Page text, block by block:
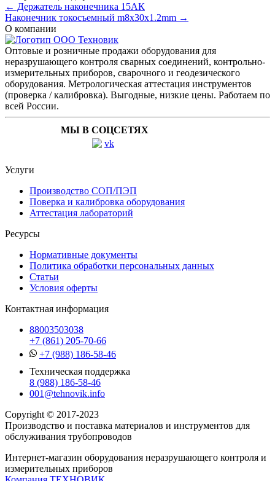
← Держатель наконечника 15АК
Наконечник токосъемный m8х30х1.2mm →
О компании
Оптовые и розничные продажи оборудования для
неразрушающего контроля сварных соединений, контрольно-
измерительных приборов, сварочного и геодезического
оборудования. Метрологическая аттестация инструментов
(проверка / калибровка). Выгодные, низкие цены. Работаем по
всей России.
МЫ В СОЦСЕТЯХ
Услуги
Производство СОП/ПЭП
Поверка и калибровка оборудования
Аттестация лабораторий
Ресурсы
Нормативные документы
Политика обработки персональных данных
Статьи
Условия оферты
Контактная информация
88003503038
+7 (861) 205-70-66
+7 (988) 186-58-46
Техническая поддержка
8 (988) 186-58-46
001@tehnovik.info
Copyright © 2017-2023
Производство и поставка материалов и инструментов для
обслуживания трубопроводов
Интернет-магазин оборудования неразрушающего контроля и
измерительных приборов